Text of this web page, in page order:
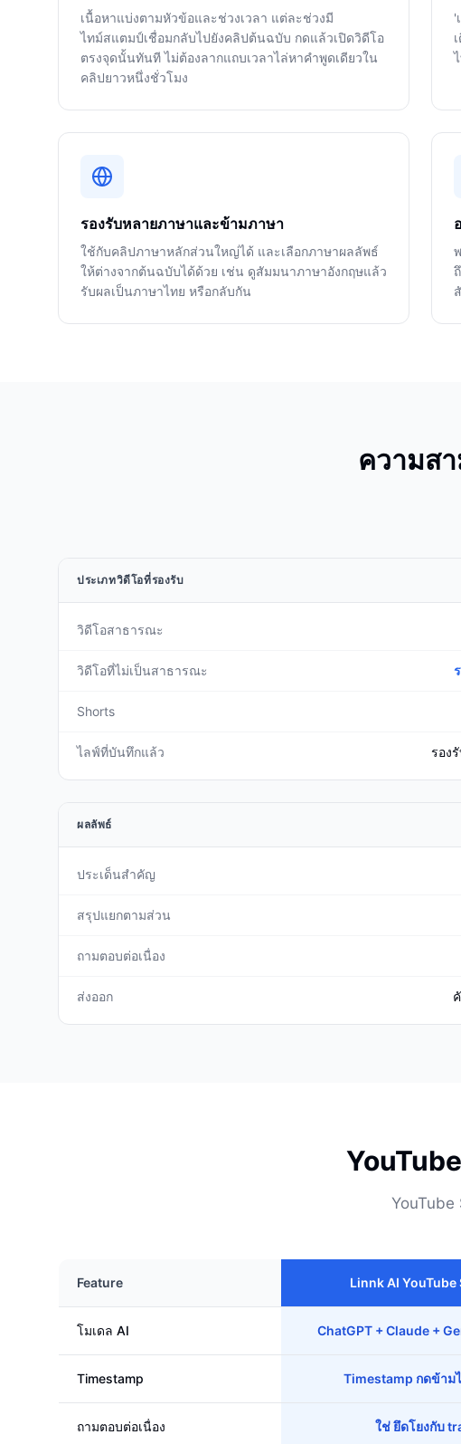
เนื้อหาแบ่งตามหัวข้อและช่วงเวลา แต่ละช่วงมี
ไทม์สแตมป์เชื่อมกลับไปยังคลิปต้นฉบับ กดแล้วเปิดวิดีโอ
ตรงจุดนั้นทันที ไม่ต้องลากแถบเวลาไล่หาคำพูดเดียวใน
คลิปยาวหนึ่งชั่วโมง
'
รองรับหลายภาษาและข้ามภาษา
ใช้กับคลิปภาษาหลักส่วนใหญ่ได้ และเลือกภาษาผลลัพธ์
ให้ต่างจากต้นฉบับได้ด้วย เช่น ดูสัมมนาภาษาอังกฤษแล้ว
รับผลเป็นภาษาไทย หรือกลับกัน
ความส
ประเภทวิดีโอที่รองรับ
วิดีโอสาธารณะ
วิดีโอที่ไม่เป็นสาธารณะ
Shorts
ไลฟ์ที่บันทึกแล้ว รอง
ผลลัพธ์
ประเด็นสำคัญ
สรุปแยกตามส่วน
ถามตอบต่อเนื่อง
ส่งออก
YouTube
Feature Linnk AI
โมเดล AI ChatGPT + Claude +
Timestamp Timestamp กดข้าม
ถามตอบต่อเนื่อง ใช่ ยึดโยงกับ